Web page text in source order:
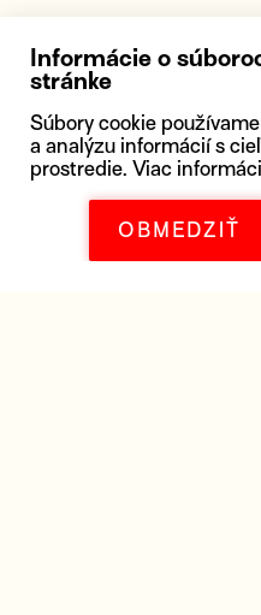
Informácie o
stránke
Súbory cookie
a analýzu informácií s
prostredie. Viac
OBMEDZIŤ